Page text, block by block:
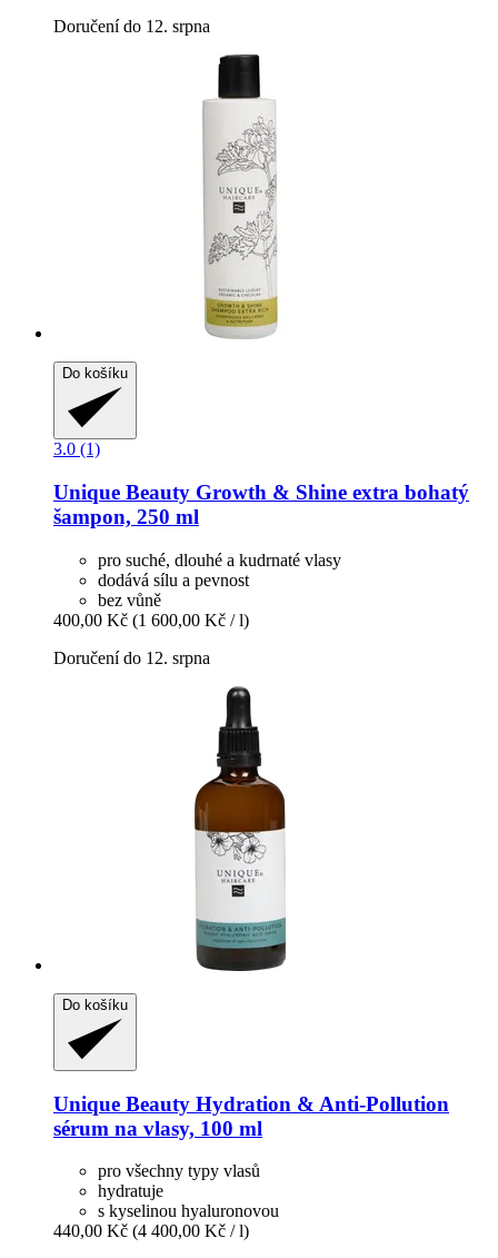
Doručení do 12. srpna
Do košíku
3.0 (1)
Unique Beauty Growth & Shine extra bohatý
šampon, 250 ml
pro suché, dlouhé a kudrnaté vlasy
dodává sílu a pevnost
bez vůně
400,00 Kč (1 600,00 Kč / l)
Doručení do 12. srpna
Do košíku
Unique Beauty Hydration & Anti-​Pollution
sérum na vlasy, 100 ml
pro všechny typy vlasů
hydratuje
s kyselinou hyaluronovou
440,00 Kč (4 400,00 Kč / l)